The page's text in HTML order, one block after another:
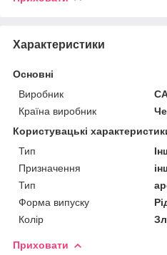
Характеристики
Основні
Виробник
Країна виробник
Користувацькі
Тип
Призначення
Тип
Форма випуску
Колір
Приховати